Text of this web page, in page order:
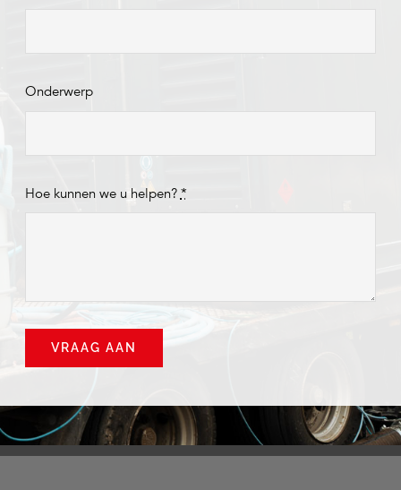
Onderwerp
Hoe kunnen we u helpen? *
VRAAG AAN